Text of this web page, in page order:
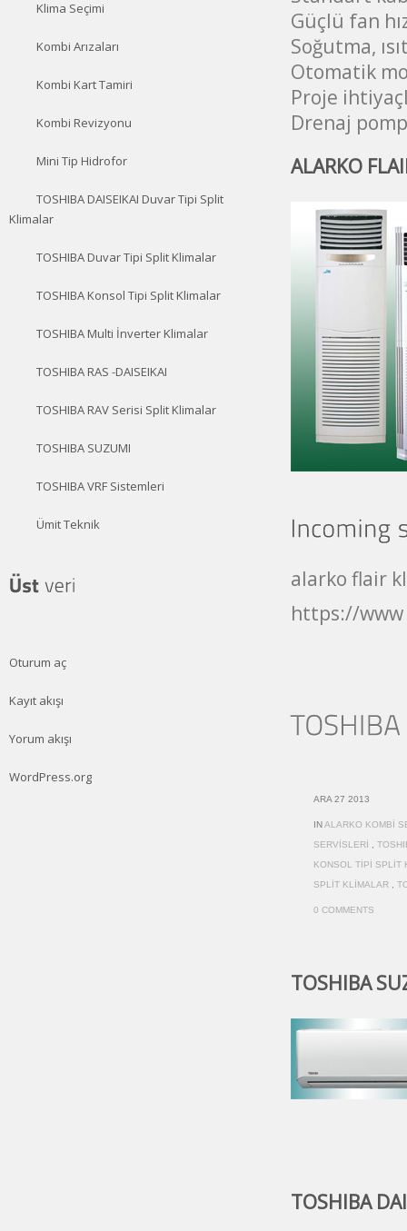
Güçlü fan
Soğutma,
Otomatik
Proje
Drenaj
ALARKO
alarko flair
https://
ARA 27 2013
INALARKO KOMBI
SERVISLERI
KONSOL TIPI SPLIT
SPLIT KLIMALAR
0 COMMENTS
TOSHIBA
TOSHIBA
Klima Seçimi
Kombi Arızaları
Kombi Kart Tamiri
Kombi Revizyonu
Mini Tip Hidrofor
TOSHIBA DAISEIKAI Duvar Tipi Split
Klimalar
TOSHIBA Duvar Tipi Split Klimalar
TOSHIBA Konsol Tipi Split Klimalar
TOSHIBA Multi İnverter Klimalar
TOSHIBA RAS -DAISEIKAI
TOSHIBA RAV Serisi Split Klimalar
TOSHIBA SUZUMI
TOSHIBA VRF Sistemleri
Ümit Teknik
Oturum aç
Kayıt akışı
Yorum akışı
WordPress.org